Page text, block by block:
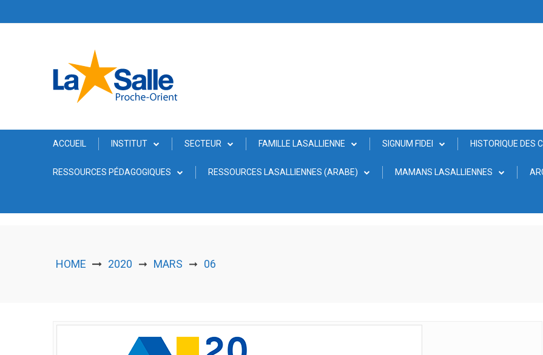
ACCUEIL INSTITUT SECTEUR FAMILLE LASALLIENNE SIGNUM FIDEI HISTORIQUE DES
RESSOURCES PÉDAGOGIQUES RESSOURCES LASALLIENNES (ARABE) MAMANS LASALLIENNES
HOME 2020 ➞ MARS ➞ 06